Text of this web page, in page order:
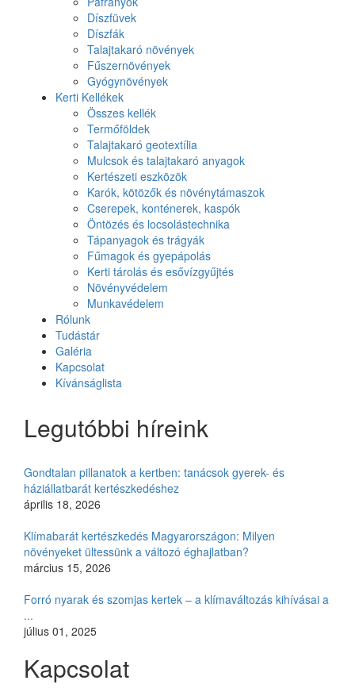
Díszfüvek
Díszfák
Talajtakaró növények
Fűszernövények
Gyógynövények
Kerti Kellékek
Összes kellék
Termőföldek
Talajtakaró geotextília
Mulcsok és talajtakaró anyagok
Kertészeti eszközök
Karók, kötözők és növénytámaszok
Cserepek, konténerek, kaspók
Öntözés és locsolástechnika
Tápanyagok és trágyák
Fűmagok és gyepápolás
Kerti tárolás és esővízgyűjtés
Növényvédelem
Munkavédelem
Rólunk
Tudástár
Galéria
Kapcsolat
Kívánságlista
Legutóbbi híreink
Gondtalan pillanatok a kertben: tanácsok gyerek- és
háziállatbarát kertészkedéshez
április 18, 2026
Klímabarát kertészkedés Magyarországon: Milyen
növényeket ültessünk a változó éghajlatban?
március 15, 2026
Forró nyarak és szomjas kertek – a klímaváltozás kihívásai a
...
július 01, 2025
Kapcsolat